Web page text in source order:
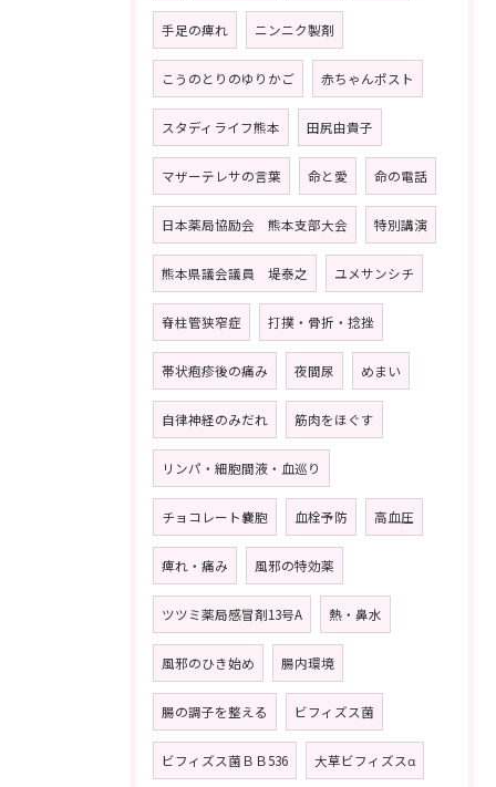
手足の痺れ ニンニク製剤
こうのとりのゆりかご 赤ちゃんポスト
スタディライフ熊本 田尻由貴子
マザーテレサの言葉 命と愛 命の電話
日本薬局協励会 熊本支部大会 特別講演
熊本県議会議員 堤泰之 ユメサンシチ
脊柱管狭窄症 打撲・骨折・捻挫
帯状疱疹後の痛み 夜間尿 めまい
自律神経のみだれ 筋肉をほぐす
リンパ・細胞間液・血巡り
チョコレート嚢胞 血栓予防 高血圧
痺れ・痛み 風邪の特効薬
ツツミ薬局感冒剤13号A 熱・鼻水
風邪のひき始め 腸内環境
腸の調子を整える ビフィズス菌
ビフィズス菌ＢＢ536 大草ビフィズスα